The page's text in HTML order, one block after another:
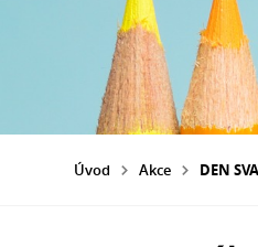
Úvod Akce DEN